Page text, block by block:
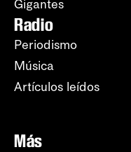
Gigantes
Radio
Periodismo
Música
Artículos leídos
Más